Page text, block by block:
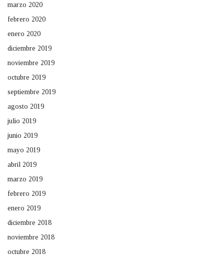
marzo 2020
febrero 2020
enero 2020
diciembre 2019
noviembre 2019
octubre 2019
septiembre 2019
agosto 2019
julio 2019
junio 2019
mayo 2019
abril 2019
marzo 2019
febrero 2019
enero 2019
diciembre 2018
noviembre 2018
octubre 2018